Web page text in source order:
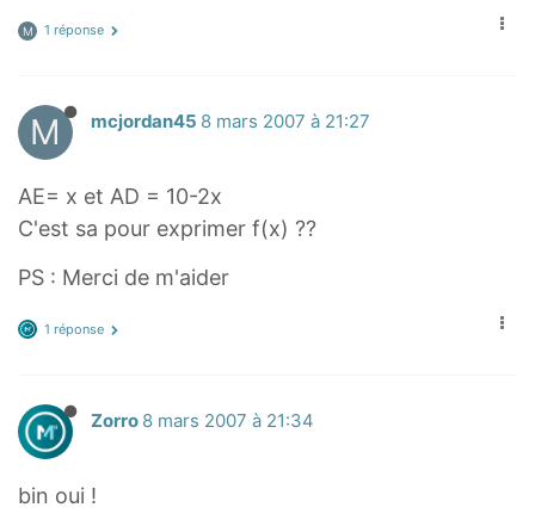
M 1 réponse
M mcjordan45 8 mars 2007 à 21:27
AE= x et AD = 10-2x
C'est sa pour exprimer f(x) ??
PS : Merci de m'aider
1 réponse
Zorro 8 mars 2007 à 21:34
bin oui !